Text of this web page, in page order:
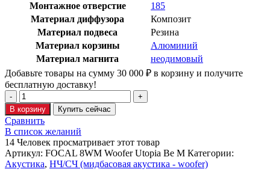
Монтажное отверстие
185
Материал диффузора
Композит
Материал подвеса
Резина
Материал корзины
Алюминий
Материал магнита
неодимовый
Добавьте товары на сумму 30 000 ₽ в корзину и получите
бесплатную доставку!
В корзину Купить сейчас
Сравнить
В список желаний
14 Человек просматривает этот товар
Артикул: FOCAL 8WM Woofer Utopia Be M Категории:
Акустика, НЧ/СЧ (мидбасовая акустика - woofer)